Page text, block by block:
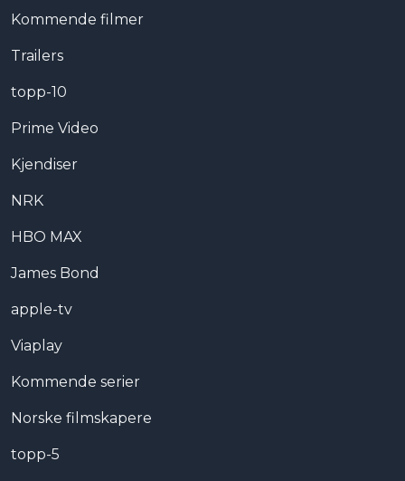
Kommende filmer
Trailers
topp-10
Prime Video
Kjendiser
NRK
HBO MAX
James Bond
apple-tv
Viaplay
Kommende serier
Norske filmskapere
topp-5